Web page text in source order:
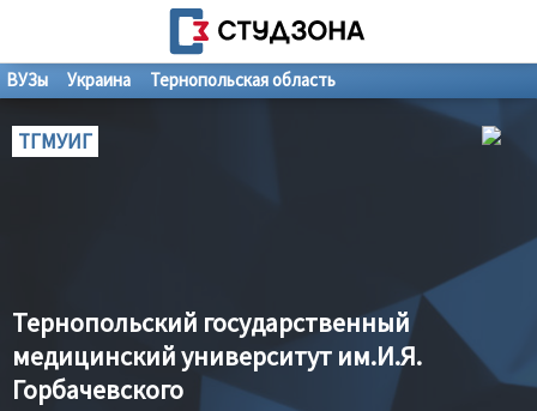
ВУЗы Украина Тернопольская область
ТГМУИГ
Тернопольский государственный
медицинский университут им.И.Я.
Горбачевского